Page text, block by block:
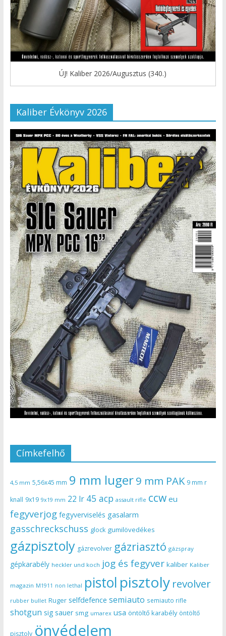
ÚJ! Kaliber 2026/Augusztus (340.)
Kaliber Évkönyv 2026
Címkefelhő
4,5 mm 5,56x45 mm 9 mm luger9 mm PAK 9 mm r
knall 9x19 9x19 mm 22 lr 45 acp assault rifle ccw eu
fegyverjog fegyverviselés gasalarm
gasschreckschuss glock gumilövedékes
gázpisztoly gázrevolver gázriasztó gázspray
gépkarabély heckler und koch jog és fegyver kaliber Kaliber
magazin M1911 non lethal pistol pisztoly revolver
rubber bullet Ruger selfdefence semiauto semiauto rifle
shotgun sig sauer smg umarex usa öntöltő karabély öntöltő
pisztoly önvédelem